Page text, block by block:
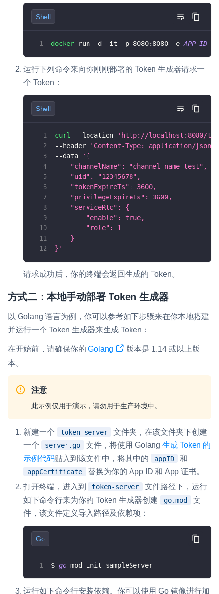
Shell
docker run -d -it -p 8080:8080 -e APP_ID=
运行下列命令来向你刚刚部署的 Token 生成器请求一
个 Token：
Shell
curl --location
'http://localhost:8080/
--header
'Content-Type: application/json'
--data
'{
    "channelName": "channel_name_test",
    "uid": "12345678",
    "tokenExpireTs": 3600,
    "privilegeExpireTs": 3600,
    "serviceRtc": {
        "enable": true,
        "role": 1
    }
}'
请求成功后，你的终端会返回生成的 Token。
方式二：本地手动部署 Token 生成器
以 Golang 语言为例，你可以参考如下步骤来在你本地搭建
并运行一个 Token 生成器来生成 Token：
在开始前，请确保你的 Golang
版本是 1.14 或以上版
本。
注意
此示例仅用于演示，请勿用于生产环境中。
新建一个 token-server
文件夹，在该文件夹下创建
一个
server.go 文件，将使用 Golang 生成 Token 的
示例代码贴入到该文件中，将其中的 appID 和
appCertificate
替换为你的 App ID 和 App 证书。
打开终端，进入到
token-server
文件路径下，运行
如下命令行来为你的 Token 生成器创建
go.mod
文
件，该文件定义导入路径及依赖项：
Go
$ go mod init sampleServer
运行如下命令行安装依赖。你可以使用 Go 镜像进行加